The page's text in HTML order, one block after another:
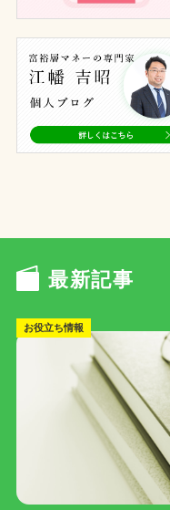
最新記事
お役立ち情報